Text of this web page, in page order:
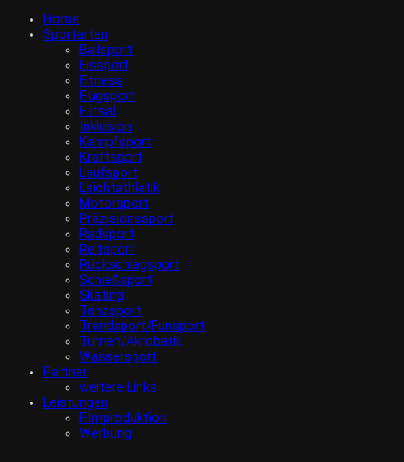
Home
Sportarten
Ballsport
Eissport
Fitness
Flugsport
Futsal
Inklusion
Kampfsport
Kraftsport
Laufsport
Leichtathletik
Motorsport
Präzisionssport
Radsport
Reitsport
Rückschlagsport
Schießsport
Skating
Tanzsport
Trendsport/Funsport
Turnen/Akrobatik
Wassersport
Partner
weitere Links
Leistungen
Filmproduktion
Werbung